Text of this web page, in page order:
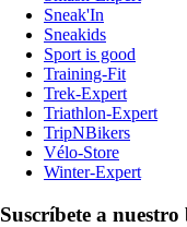
Sneak'In
Sneakids
Sport is good
Training-Fit
Trek-Expert
Triathlon-Expert
TripNBikers
Vélo-Store
Winter-Expert
Suscríbete a nuestro